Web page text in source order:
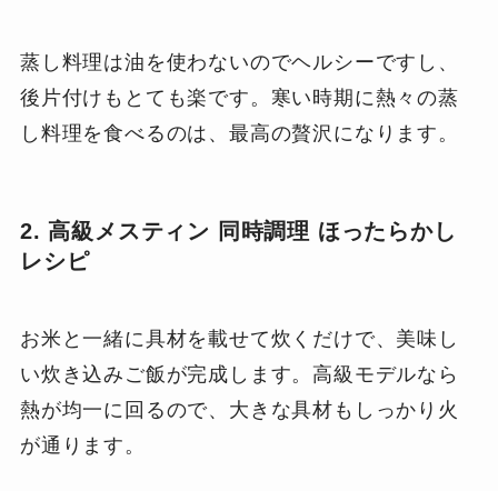
蒸し料理は油を使わないのでヘルシーですし、
後片付けもとても楽です。寒い時期に熱々の蒸
し料理を食べるのは、最高の贅沢になります。
2. 高級メスティン 同時調理 ほったらかし
レシピ
お米と一緒に具材を載せて炊くだけで、美味し
い炊き込みご飯が完成します。高級モデルなら
熱が均一に回るので、大きな具材もしっかり火
が通ります。